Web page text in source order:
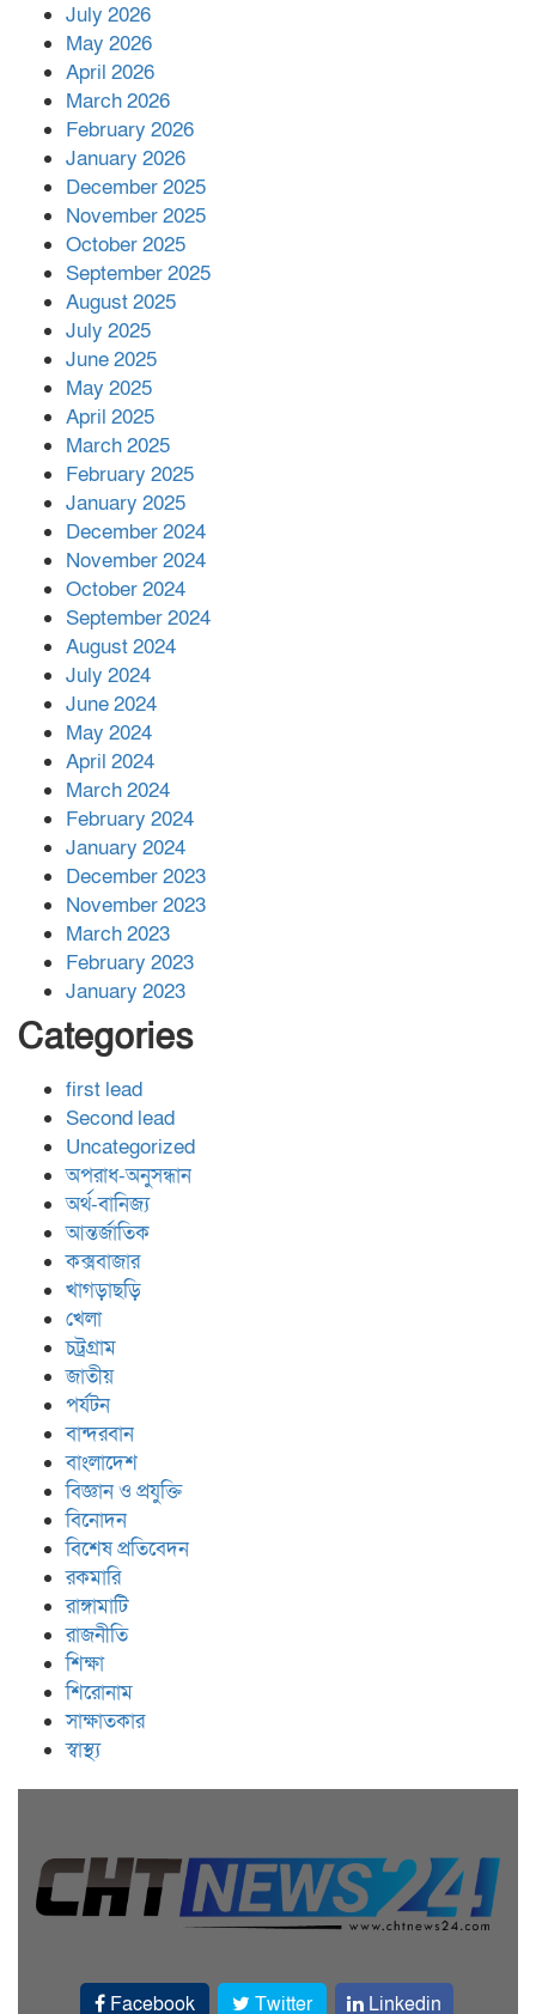
পর ফোন তারেক রহমানের,গ্যাস সঙ্কট
সহায়তা দিলেন সাচিং প্রু জেরী
July 2026
May 2026
April 2026
March 2026
February 2026
January 2026
December 2025
November 2025
October 2025
September 2025
August 2025
July 2025
June 2025
May 2025
April 2025
March 2025
February 2025
January 2025
December 2024
November 2024
October 2024
September 2024
August 2024
July 2024
June 2024
May 2024
April 2024
March 2024
February 2024
January 2024
December 2023
November 2023
March 2023
February 2023
January 2023
Categories
first lead
Second lead
Uncategorized
অপরাধ-অনুসন্ধান
অর্থ-বানিজ্য
আন্তর্জাতিক
কক্সবাজার
খাগড়াছড়ি
খেলা
চট্রগ্রাম
জাতীয়
পর্যটন
বান্দরবান
বাংলাদেশ
বিজ্ঞান ও প্রযুক্তি
বিনোদন
বিশেষ প্রতিবেদন
রকমারি
রাঙ্গামাটি
রাজনীতি
শিক্ষা
শিরোনাম
সাক্ষাতকার
স্বাস্থ্য
Facebook Twitter Linkedin